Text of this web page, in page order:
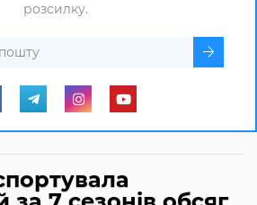
розсилку.